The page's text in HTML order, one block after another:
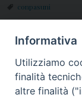
conpasuni
messaggio di
Angelo Spinillo
Informativa
Utilizziamo
finalità
altre finalità